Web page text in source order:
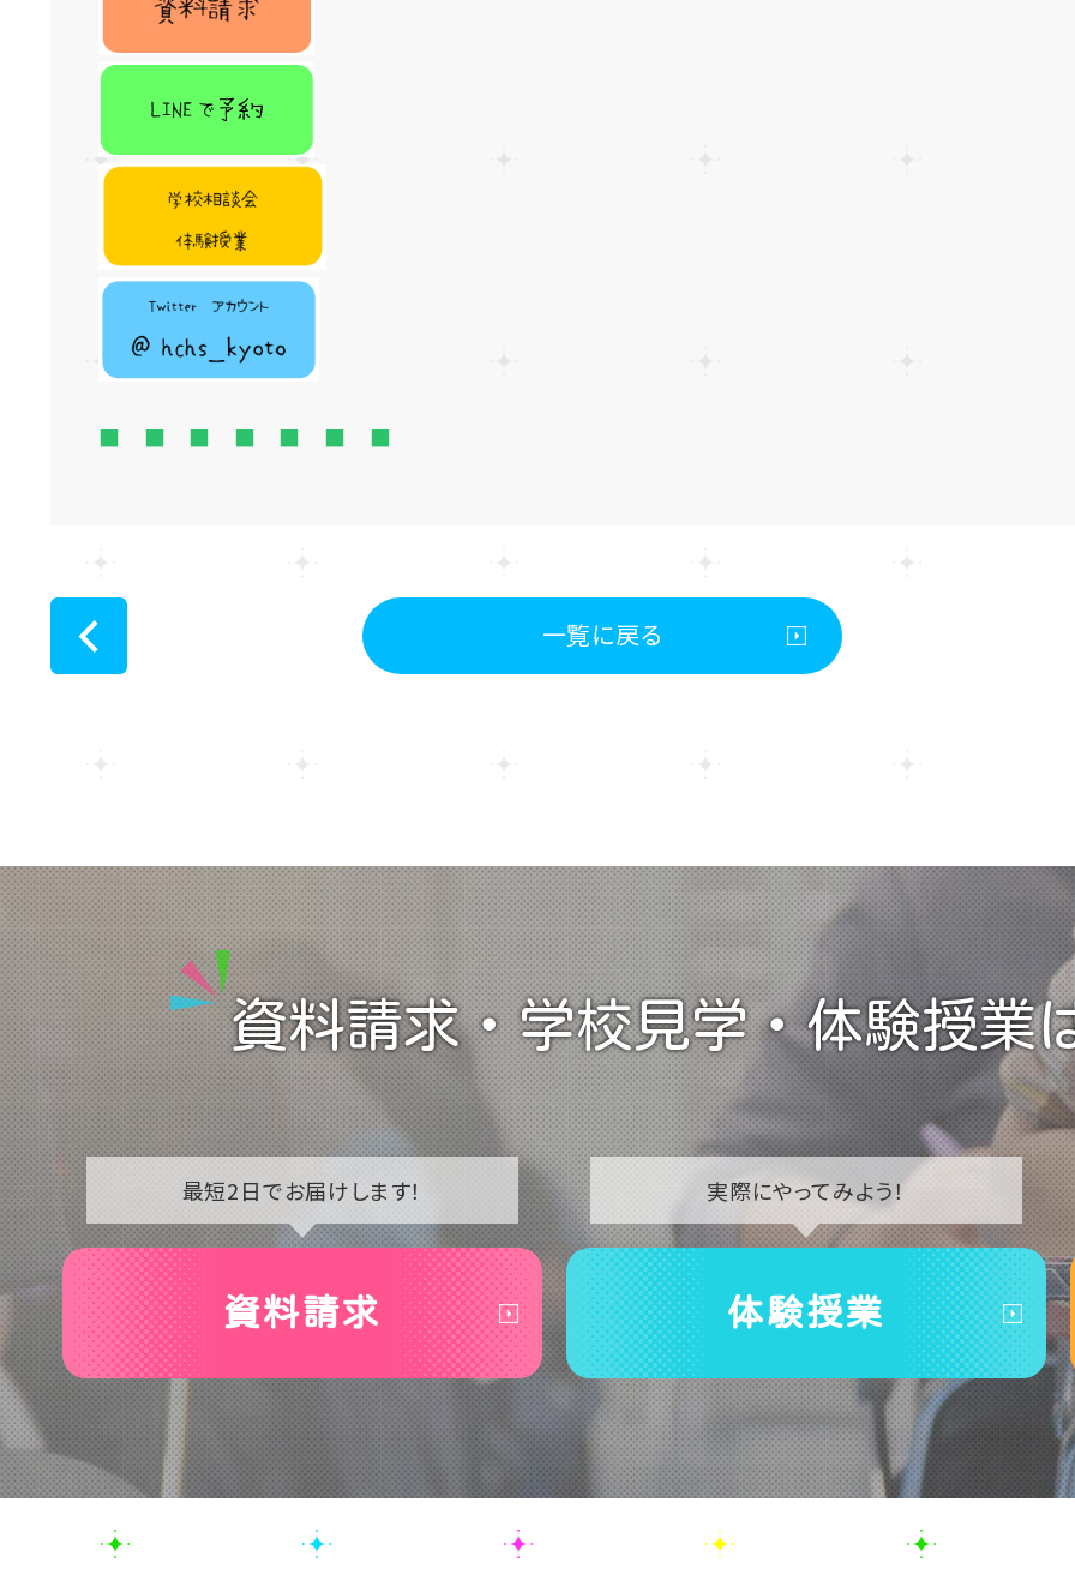
■ ■ ■ ■ ■ ■ ■
一覧に戻る
資料請求・学校見学・体験授業
最短2日でお届けします！
資料請求
実際にやってみよう！
体験授業